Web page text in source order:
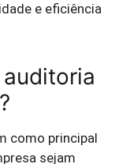
e eficiência
como principal
sejam